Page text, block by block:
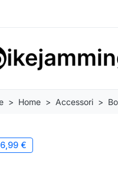
Home Accessori
€